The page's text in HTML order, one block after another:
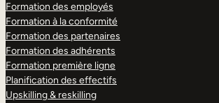
Formation des employés
Formation à la conformité
Formation des partenaires
Formation des adhérents
Formation première ligne
Planification des effectifs
Upskilling & reskilling